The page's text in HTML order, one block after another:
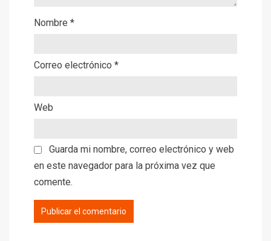
Nombre *
Correo electrónico *
Web
Guarda mi nombre, correo electrónico y web
en este navegador para la próxima vez que
comente.